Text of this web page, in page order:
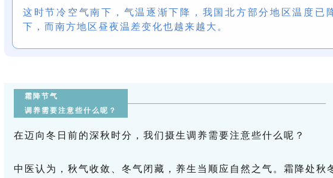
这时节冷空气南下，气温逐渐下降，我国北方部分地区温度已
下，而南方地区昼夜温差变化也越来越大。
霜降节气
调养需要注意些什么呢？
在迈向冬日前的深秋时分，我们摄生调养需要注意些什么呢？
中医认为，秋气收敛、冬气闭藏，养生当顺应自然之气。霜降处秋